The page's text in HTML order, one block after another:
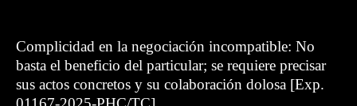
Complicidad en la negociación incompatible: No
basta el beneficio del particular; se requiere precisar
sus actos concretos y su colaboración dolosa [Exp.